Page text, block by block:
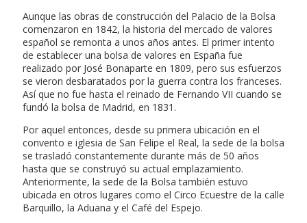
Aunque las obras de construcción del Palacio de la Bolsa
comenzaron en 1842, la historia del mercado de valores
español se remonta a unos años antes. El primer intento
de establecer una bolsa de valores en España fue
realizado por José Bonaparte en 1809, pero sus esfuerzos
se vieron desbaratados por la guerra contra los franceses.
Así que no fue hasta el reinado de Fernando VII cuando se
fundó la bolsa de Madrid, en 1831.
Por aquel entonces, desde su primera ubicación en el
convento e iglesia de San Felipe el Real, la sede de la bolsa
se trasladó constantemente durante más de 50 años
hasta que se construyó su actual emplazamiento.
Anteriormente, la sede de la Bolsa también estuvo
ubicada en otros lugares como el Circo Ecuestre de la calle
Barquillo, la Aduana y el Café del Espejo.